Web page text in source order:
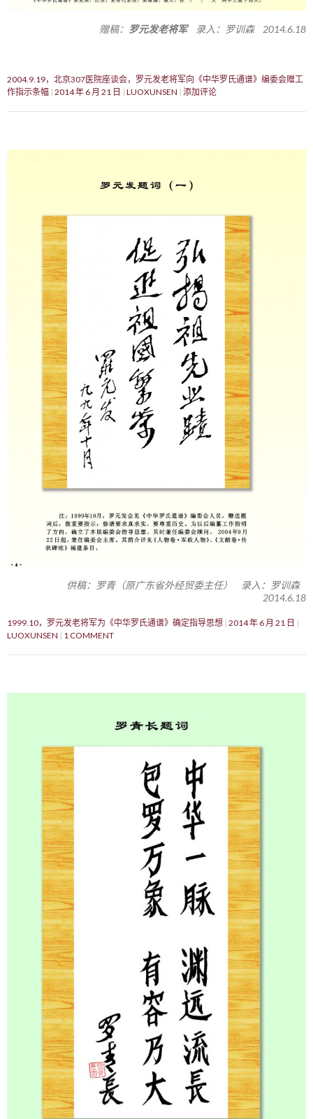
赠稿： 罗元发老将军录入：罗训森 2014.6.18
2004.9.19，北京307医院座谈会，罗元发老将军向《中华罗氏通谱》编委会赠工
作指示条幅 2014 年 6 月 21 日 LUOXUNSEN 添加评论
供稿：罗青（原广东省外经贸委主任） 录入：罗训森
2014.6.18
1999.10，罗元发老将军为《中华罗氏通谱》确定指导思想 2014 年 6 月 21 日
LUOXUNSEN
1 COMMENT